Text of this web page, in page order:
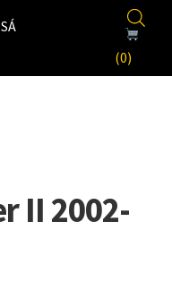
(0)
II 2002-